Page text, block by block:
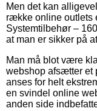
Men det kan
række online outlets
Systemtilbehør –
at man er sikker på
Man må blot være
webshop afsætter et
anses for helt
en svindel online
anden side